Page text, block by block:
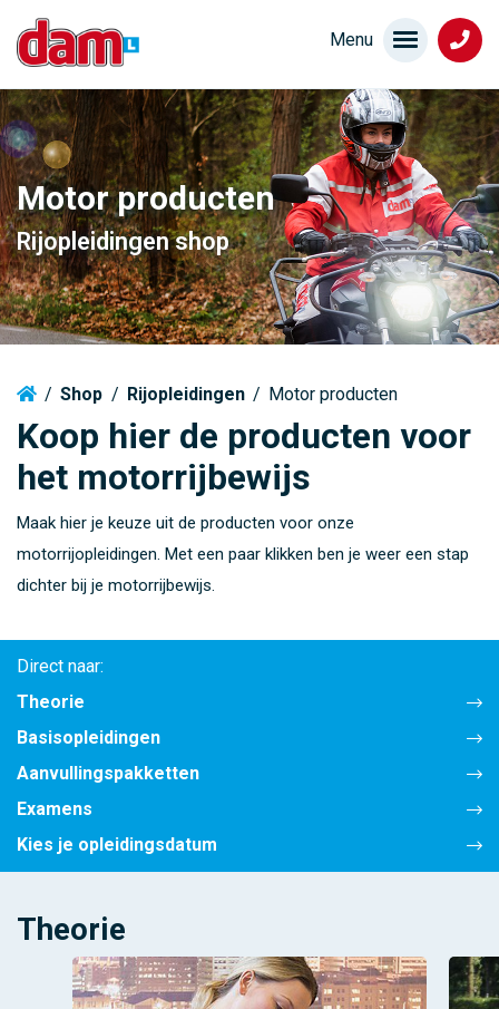
Motor producten
Rijopleidingen shop
/ Shop / Rijopleidingen / Motor producten
Koop hier de producten voor
het motorrijbewijs
Maak hier je keuze uit de producten voor onze
motorrijopleidingen. Met een paar klikken ben je weer een stap
dichter bij je motorrijbewijs.
Direct naar:
Theorie
Basisopleidingen
Aanvullingspakketten
Examens
Kies je opleidingsdatum
Theorie